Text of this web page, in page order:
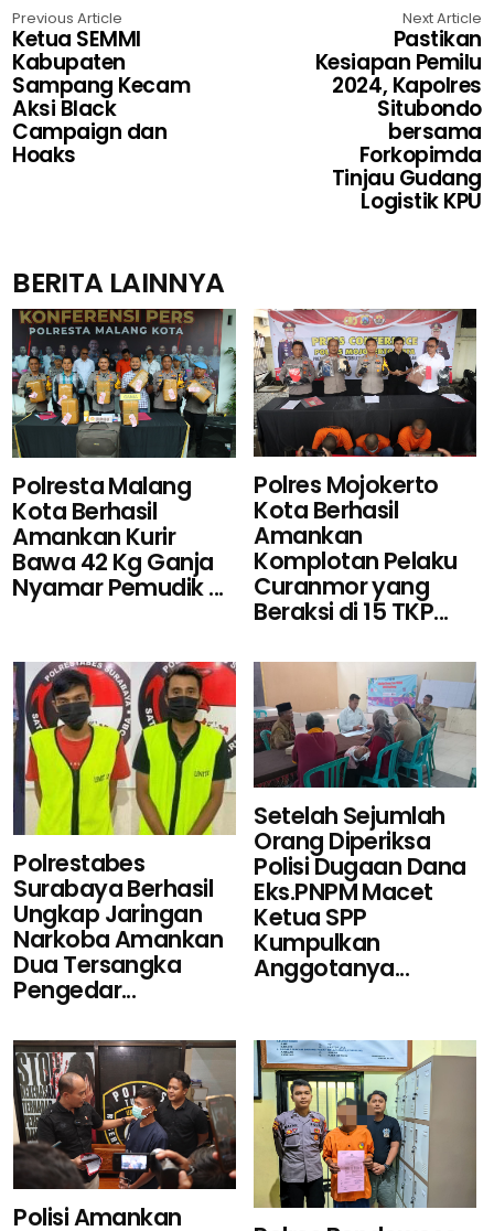
Previous Article
Ketua SEMMI
Kabupaten
Sampang Kecam
Aksi Black
Campaign dan
Hoaks
Next Article
Pastikan
Kesiapan Pemilu
2024, Kapolres
Situbondo
bersama
Forkopimda
Tinjau Gudang
Logistik KPU
BERITA LAINNYA
Polresta Malang
Kota Berhasil
Amankan Kurir
Bawa 42 Kg Ganja
Nyamar Pemudik ...
Polres Mojokerto
Kota Berhasil
Amankan
Komplotan Pelaku
Curanmor yang
Beraksi di 15 TKP...
Polrestabes
Surabaya Berhasil
Ungkap Jaringan
Narkoba Amankan
Dua Tersangka
Pengedar...
Setelah Sejumlah
Orang Diperiksa
Polisi Dugaan Dana
Eks.PNPM Macet
Ketua SPP
Kumpulkan
Anggotanya...
Polisi Amankan